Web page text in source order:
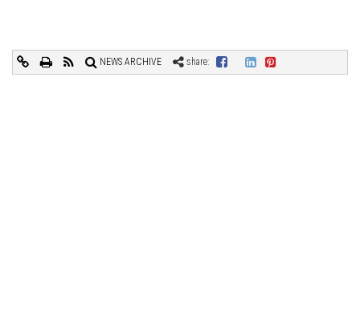
NEWS ARCHIVE share: